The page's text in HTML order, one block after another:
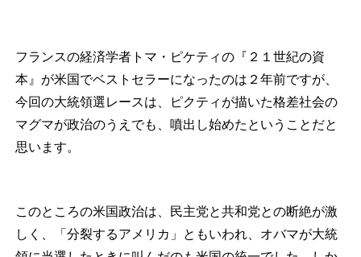
フランスの経済学者トマ・ピケティの『２１世紀の資
本』が米国でベストセラーになったのは２年前ですが、
今回の大統領選レースは、ピクティが描いた格差社会の
マグマが政治のうえでも、噴出し始めたということだと
思います。
このところの米国政治は、民主党と共和党との断絶が激
しく、「分裂するアメリカ」ともいわれ、オバマが大統